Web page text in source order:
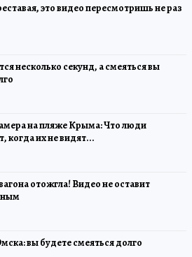
это видео пересмотришь не раз
несколько секунд, а смеяться вы
на пляже Крыма: Что люди
когда их не видят...
отожгла! Видео не оставит
вы будете смеяться долго